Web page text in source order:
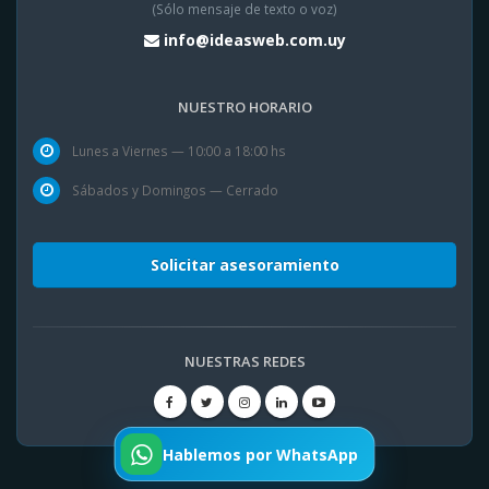
(Sólo mensaje de texto o voz)
info@ideasweb.com.uy
NUESTRO HORARIO
Lunes a Viernes — 10:00 a 18:00 hs
Sábados y Domingos — Cerrado
Solicitar asesoramiento
NUESTRAS REDES
Hablemos por WhatsApp